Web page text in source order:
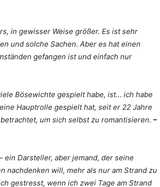
in gewisser Weise größer. Es ist sehr
und solche Sachen. Aber es hat einen
gefangen ist und einfach nur
Bösewichte gespielt habe, ist… ich habe
Hauptrolle gespielt hat, seit er 22 Jahre
um sich selbst zu romantisieren. –
ein Darsteller, aber jemand, der seine
nachdenken will, mehr als nur am Strand zu
gestresst, wenn ich zwei Tage am Strand